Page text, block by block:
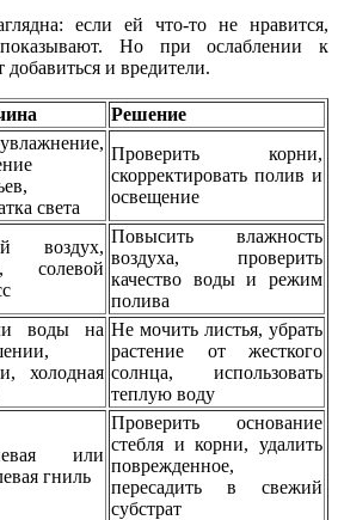
если ей что-то не нравится,
Но при ослаблении к
и вредители.
Решение
света
Проверить корни,
скорректировать полив и
освещение
воздух,
солевой
Повысить влажность
воздуха, проверить
качество воды и режим
полива
воды на
холодная
Не мочить листья, убрать
растение от жесткого
солнца, использовать
теплую воду
или
гниль
Проверить основание
стебля и корни, удалить
поврежденное,
пересадить в свежий
субстрат